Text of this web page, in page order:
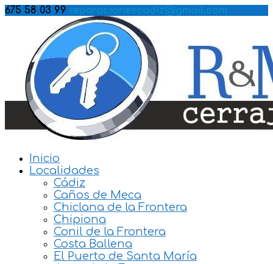
675 58 03 99 reparacionescadiz@gmail.com
Inicio
Localidades
Cádiz
Caños de Meca
Chiclana de la Frontera
Chipiona
Conil de la Frontera
Costa Ballena
El Puerto de Santa María